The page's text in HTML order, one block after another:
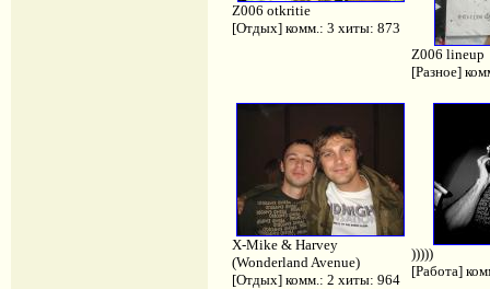
Z006 otkritie
[Отдых] комм.: 3 хиты: 873
Z006 lineup
[Разное]
X-Mike & Harvey
(Wonderland Avenue)
[Отдых] комм.: 2 хиты: 964
)))))
[Работа]